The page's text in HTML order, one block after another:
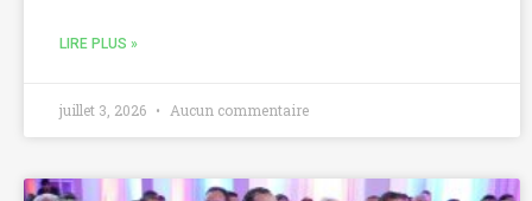
LIRE PLUS »
juillet 3, 2026 Aucun commentaire